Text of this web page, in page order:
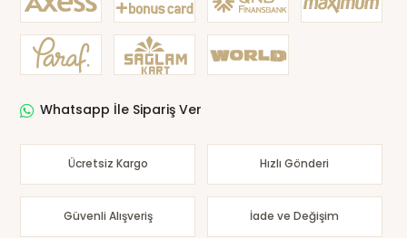
Whatsapp İle Sipariş Ver
Ücretsiz Kargo Hızlı Gönderi
Güvenli Alışveriş İade ve Değişim